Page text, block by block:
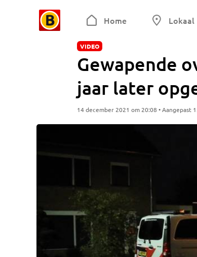
Home Lokaal
VIDEO
Gewapende
jaar later
14 december 2021 om 20:08 • Aangepast